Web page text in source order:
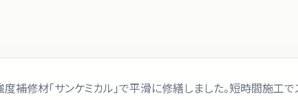
補修材「サンケミカル」で平滑に修繕しました。短時間施工